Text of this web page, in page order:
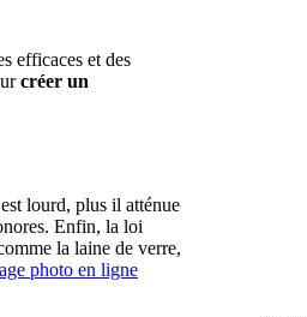
efficaces et des
créer un
lourd, plus il atténue
Enfin, la loi
la laine de verre,
photo en ligne